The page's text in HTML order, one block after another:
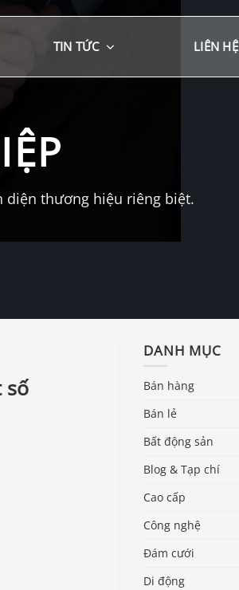
TIN TỨC LIÊN HỆ
diện thương hiệu riêng biệt.
số
DANH MỤC
Bán hàng
Bán lẻ
Bất động sản
Blog & Tạp chí
Cao cấp
Công nghệ
Đám cưới
Di động